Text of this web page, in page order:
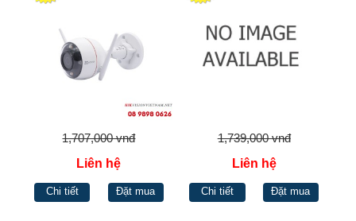
1,707,000 vnđ
Liên hệ
Chi tiết Đặt mua
1,739,000 vnđ
Liên hệ
Chi tiết Đặt mua